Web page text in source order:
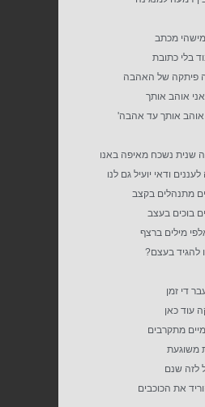
מכתב
בלי כתובת
פיתקה של האהבה
אוהב אותך
אוהב אותך עד אהבה'
שנית נשכח מאיפה באנו
ודאי יועיל גם לנו
מתנהלים בקצב
בוכים בעצב
מילים ברצף
להגיד בעצם?
די זמן
עוד כאן
מתקרבים
משוגעת
לזה שנם
את הכוכבים